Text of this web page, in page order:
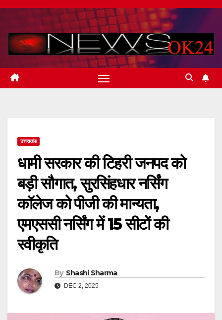
Skip
content
उत्तराखंड
धामी सरकार की टिहरी जनपद को
बड़ी सौगात, सुरसिंहधार नर्सिंग
कॉलेज को पीजी की मान्यता,
एमएससी नर्सिंग में 15 सीटों की
स्वीकृति
By Shashi Sharma
DEC 2, 2025